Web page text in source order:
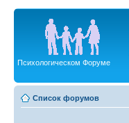
Психологическом Форуме
Список форумов